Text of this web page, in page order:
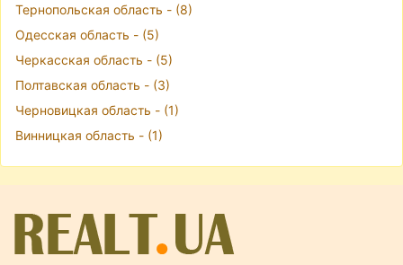
Тернопольская область - (8)
Одесская область - (5)
Черкасская область - (5)
Полтавская область - (3)
Черновицкая область - (1)
Винницкая область - (1)